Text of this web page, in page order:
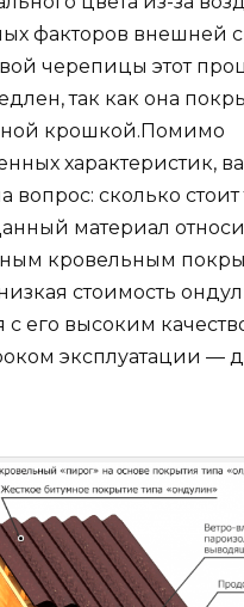
факторов внешней
черепицы этот
так как она
крошкой.Помимо
характеристик,
вопрос: сколько стоит
материал
кровельным
стоимость
с его высоким
эксплуатации —